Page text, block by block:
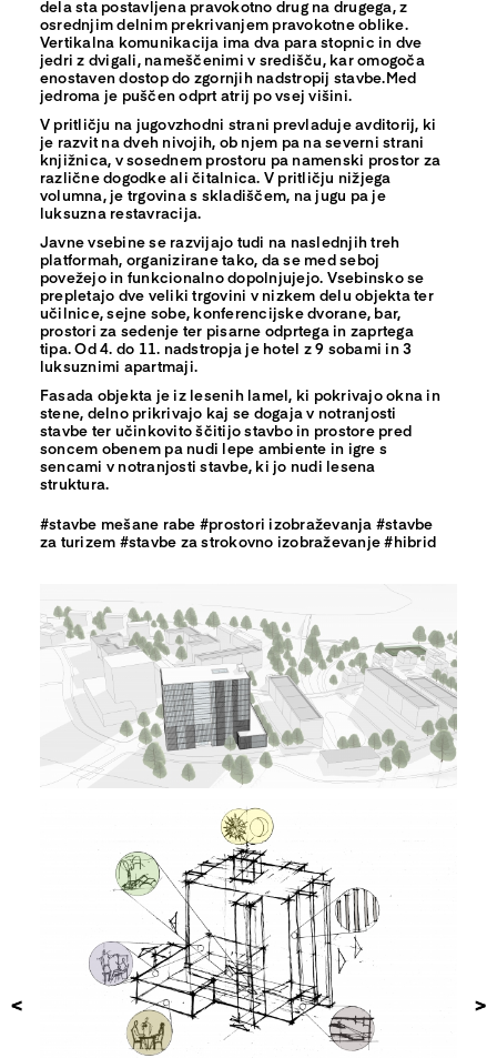
dela sta postavljena pravokotno drug na drugega, z
osrednjim delnim prekrivanjem pravokotne oblike.
Vertikalna komunikacija ima dva para stopnic in dve
jedri z dvigali, nameščenimi v središču, kar omogoča
enostaven dostop do zgornjih nadstropij stavbe.Med
jedroma je puščen odprt atrij po vsej višini.
V pritličju na jugovzhodni strani prevladuje avditorij, ki
je razvit na dveh nivojih, ob njem pa na severni strani
knjižnica, v sosednem prostoru pa namenski prostor za
različne dogodke ali čitalnica. V pritličju nižjega
volumna, je trgovina s skladiščem, na jugu pa je
luksuzna restavracija.
Javne vsebine se razvijajo tudi na naslednjih treh
platformah, organizirane tako, da se med seboj
povežejo in funkcionalno dopolnjujejo. Vsebinsko se
prepletajo dve veliki trgovini v nizkem delu objekta ter
učilnice, sejne sobe, konferencijske dvorane, bar,
prostori za sedenje ter pisarne odprtega in zaprtega
tipa. Od 4. do 11. nadstropja je hotel z 9 sobami in 3
luksuznimi apartmaji.
Fasada objekta je iz lesenih lamel, ki pokrivajo okna in
stene, delno prikrivajo kaj se dogaja v notranjosti
stavbe ter učinkovito ščitijo stavbo in prostore pred
soncem obenem pa nudi lepe ambiente in igre s
sencami v notranjosti stavbe, ki jo nudi lesena
struktura.
#stavbe mešane rabe #prostori izobraževanja #stavbe
za turizem #stavbe za strokovno izobraževanje #hibrid